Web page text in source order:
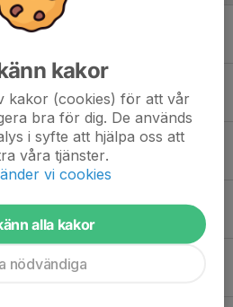
5
kakor
kakor (cookies) för att vår
bra för dig. De används
i syfte att hjälpa oss att
våra tjänster.
vi cookies
alla kakor
nödvändiga